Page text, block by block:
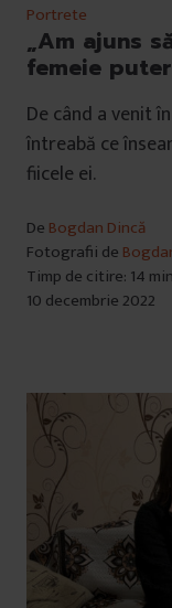
Portrete
„Am ajuns
femeie
De când a venit
întreabă ce
fiicele ei.
De Bogdan Dincă
Fotografii de
Timp de citire: 14
10 decembrie 2022